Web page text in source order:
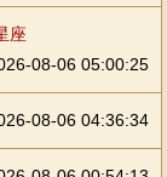
座
08-06 05:00:25
08-06 04:36:34